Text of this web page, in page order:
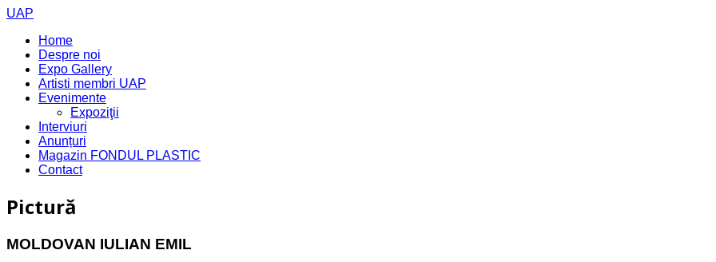
UAP
Home
Despre noi
Expo Gallery
Artisti membri UAP
Evenimente
Expoziţii
Interviuri
Anunțuri
Magazin FONDUL PLASTIC
Contact
Pictură
MOLDOVAN IULIAN EMIL